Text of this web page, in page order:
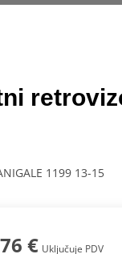
1199 13-15
€ Uključuje PDV